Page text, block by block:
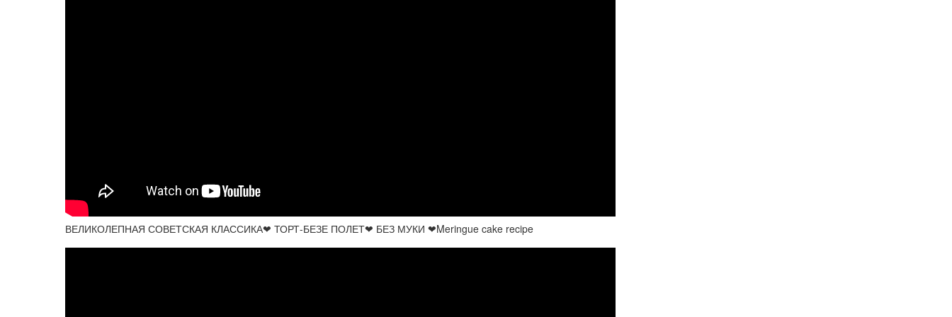
ВЕЛИКОЛЕПНАЯ СОВЕТСКАЯ КЛАССИКА❤ ТОРТ-БЕЗЕ ПОЛЕТ❤ БЕЗ МУКИ ❤Meringue cake recipe